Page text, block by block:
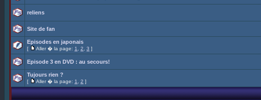
reliens
Site de fan
Episodes en japonais
[ Aller � la page: 1 2 3 ]
Episode 3 en DVD : au secours!
Tujours rien ?
[ Aller � la page: 1 2 ]